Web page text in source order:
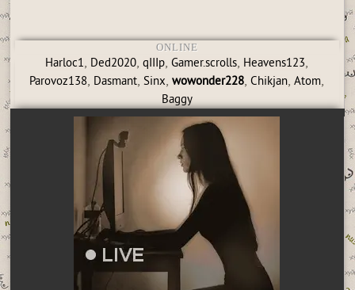
ONLINE
Harloc1, Ded2020,qIIIp,Gamer.scrolls, Heavens123,
Parovoz138, Dasmant,Sinx,wowonder228,Chikjan,Atom,
Baggy